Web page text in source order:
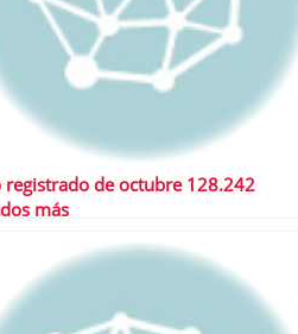
registrado de octubre 128.242
más